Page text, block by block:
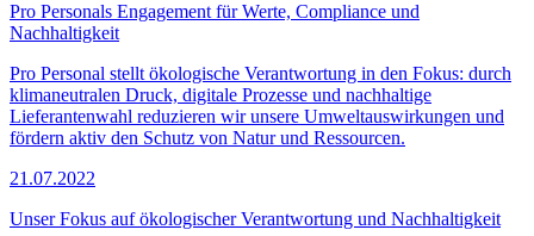
Pro Personals Engagement für Werte, Compliance und
Nachhaltigkeit
Pro Personal stellt ökologische Verantwortung in den Fokus: durch
klimaneutralen Druck, digitale Prozesse und nachhaltige
Lieferantenwahl reduzieren wir unsere Umweltauswirkungen und
fördern aktiv den Schutz von Natur und Ressourcen.
21.07.2022
Unser Fokus auf ökologischer Verantwortung und Nachhaltigkeit